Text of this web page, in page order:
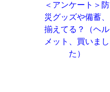
＜アンケート＞防
災グッズや備蓄、
揃えてる？（ヘル
メット、買いまし
た）